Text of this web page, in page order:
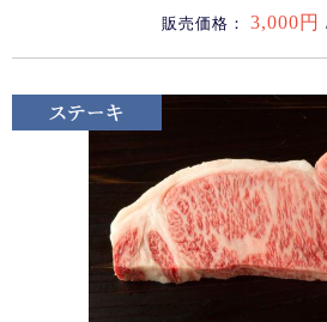
販売価格： 3,000円